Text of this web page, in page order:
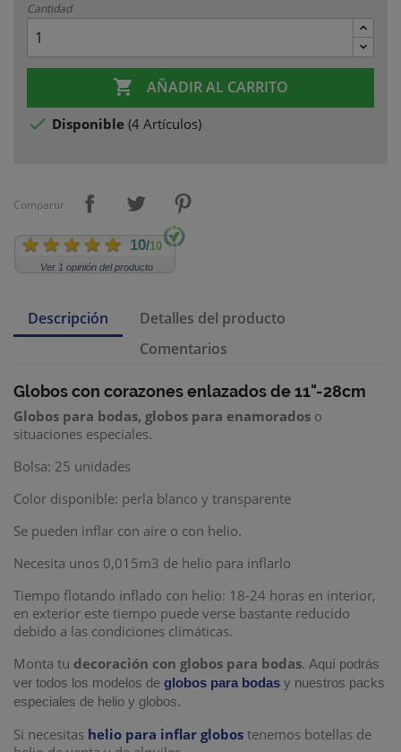
Cantidad
 AÑADIR AL CARRITO
 Disponible (4 Artículos)
Compartir
10/10
Ver 1 opinión del producto
Descripción
Detalles del producto
Comentarios
Globos con corazones enlazados de 11"-28cm
Globos para bodas, globos para enamorados o
situaciones especiales.
Bolsa: 25 unidades
Color disponible: perla blanco y transparente
Se pueden inflar con aire o con helio.
Necesita unos 0,015m3 de helio para inflarlo
Tiempo flotando inflado con helio: 18-24 horas en interior,
en exterior este tiempo puede verse bastante reducido
debido a las condiciones climáticas.
Monta tu decoración con globos para bodas. Aquí podrás
ver todos los modelos de globos para bodas y nuestros packs
especiales de helio y globos.
Si necesitas helio para inflar globos tenemos botellas de